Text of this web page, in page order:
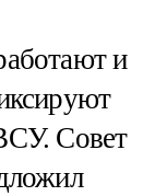
и
Совет